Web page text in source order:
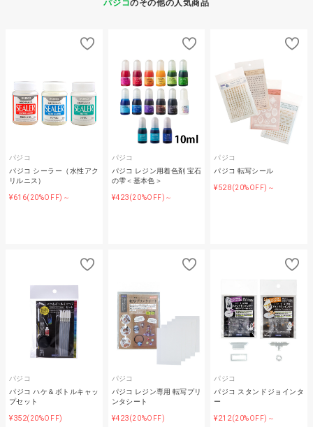
パジコのその他の人気商品
パジコ
パジコ シーラー（水性アク
リルニス）
¥616(20%OFF)～
パジコ
パジコ レジン用着色剤 宝石
の雫＜基本色＞
¥423(20%OFF)～
パジコ
パジコ 転写シール
¥528(20%OFF)～
パジコ
パジコ ハケ＆ボトルキャッ
プセット
¥352(20%OFF)
パジコ
パジコ レジン専用 転写プリ
ンタシート
¥423(20%OFF)
パジコ
パジコ スタンドジョインタ
ー
¥212(20%OFF)～